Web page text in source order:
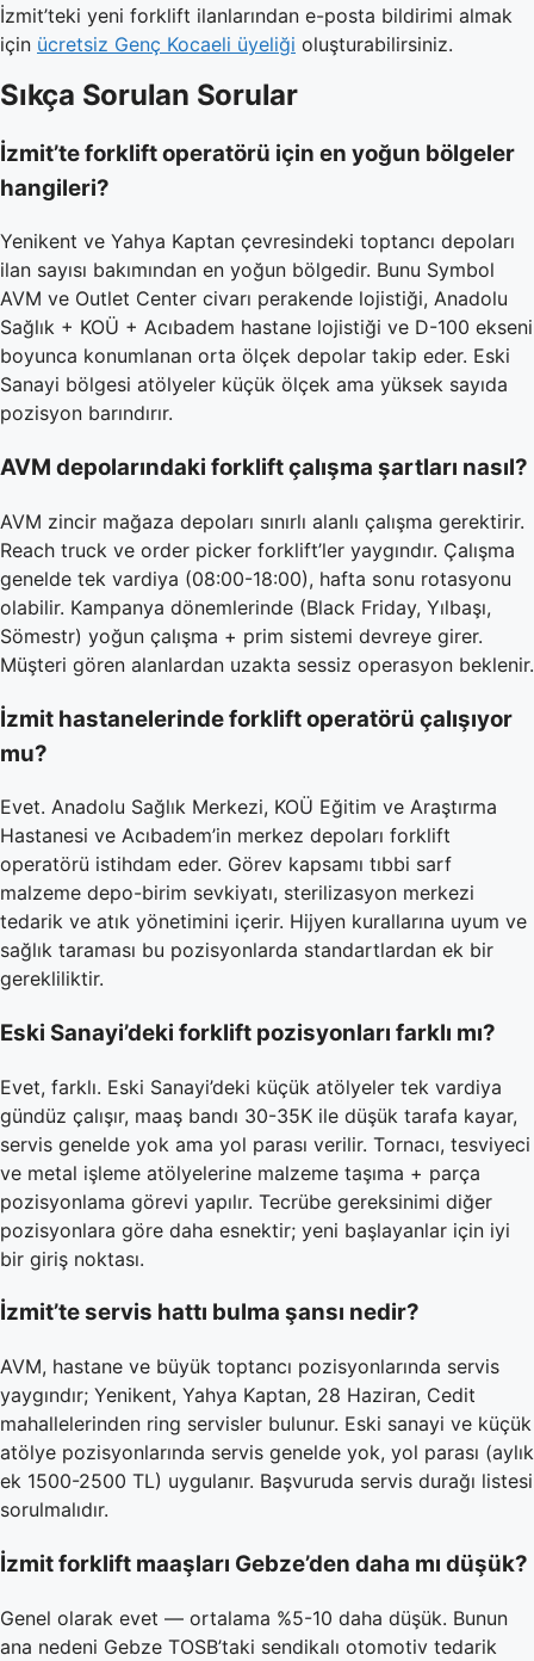
İzmit’teki yeni forklift ilanlarından e-posta bildirimi almak
için ücretsiz Genç Kocaeli üyeliği oluşturabilirsiniz.
Sıkça Sorulan Sorular
İzmit’te forklift operatörü için en yoğun bölgeler
hangileri?
Yenikent ve Yahya Kaptan çevresindeki toptancı depoları
ilan sayısı bakımından en yoğun bölgedir. Bunu Symbol
AVM ve Outlet Center civarı perakende lojistiği, Anadolu
Sağlık + KOÜ + Acıbadem hastane lojistiği ve D-100 ekseni
boyunca konumlanan orta ölçek depolar takip eder. Eski
Sanayi bölgesi atölyeler küçük ölçek ama yüksek sayıda
pozisyon barındırır.
AVM depolarındaki forklift çalışma şartları nasıl?
AVM zincir mağaza depoları sınırlı alanlı çalışma gerektirir.
Reach truck ve order picker forklift’ler yaygındır. Çalışma
genelde tek vardiya (08:00-18:00), hafta sonu rotasyonu
olabilir. Kampanya dönemlerinde (Black Friday, Yılbaşı,
Sömestr) yoğun çalışma + prim sistemi devreye girer.
Müşteri gören alanlardan uzakta sessiz operasyon beklenir.
İzmit hastanelerinde forklift operatörü çalışıyor
mu?
Evet. Anadolu Sağlık Merkezi, KOÜ Eğitim ve Araştırma
Hastanesi ve Acıbadem’in merkez depoları forklift
operatörü istihdam eder. Görev kapsamı tıbbi sarf
malzeme depo-birim sevkiyatı, sterilizasyon merkezi
tedarik ve atık yönetimini içerir. Hijyen kurallarına uyum ve
sağlık taraması bu pozisyonlarda standartlardan ek bir
gerekliliktir.
Eski Sanayi’deki forklift pozisyonları farklı mı?
Evet, farklı. Eski Sanayi’deki küçük atölyeler tek vardiya
gündüz çalışır, maaş bandı 30-35K ile düşük tarafa kayar,
servis genelde yok ama yol parası verilir. Tornacı, tesviyeci
ve metal işleme atölyelerine malzeme taşıma + parça
pozisyonlama görevi yapılır. Tecrübe gereksinimi diğer
pozisyonlara göre daha esnektir; yeni başlayanlar için iyi
bir giriş noktası.
İzmit’te servis hattı bulma şansı nedir?
AVM, hastane ve büyük toptancı pozisyonlarında servis
yaygındır; Yenikent, Yahya Kaptan, 28 Haziran, Cedit
mahallelerinden ring servisler bulunur. Eski sanayi ve küçük
atölye pozisyonlarında servis genelde yok, yol parası (aylık
ek 1500-2500 TL) uygulanır. Başvuruda servis durağı listesi
sorulmalıdır.
İzmit forklift maaşları Gebze’den daha mı düşük?
Genel olarak evet — ortalama %5-10 daha düşük. Bunun
ana nedeni Gebze TOSB’taki sendikalı otomotiv tedarik